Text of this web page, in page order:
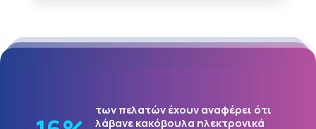
των πελατών έχουν αναφέρει ότι
λάβανε κακόβουλα ηλεκτρονικά